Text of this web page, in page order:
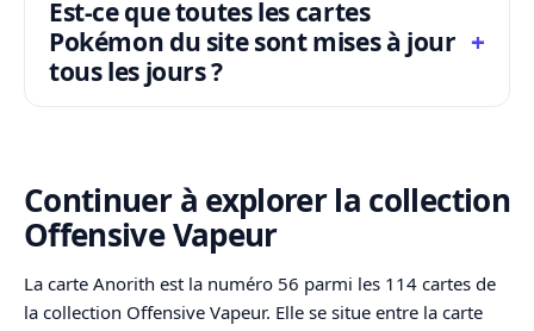
Est-ce que toutes les cartes
Pokémon du site sont mises à jour
tous les jours ?
Continuer à explorer la collection
Offensive Vapeur
La carte Anorith est la numéro 56 parmi les 114 cartes de
la collection Offensive Vapeur. Elle se situe entre la carte